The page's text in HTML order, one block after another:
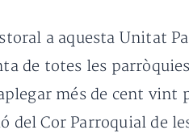
a aquesta Unitat
de totes les
més de cent
Cor Parroquial de